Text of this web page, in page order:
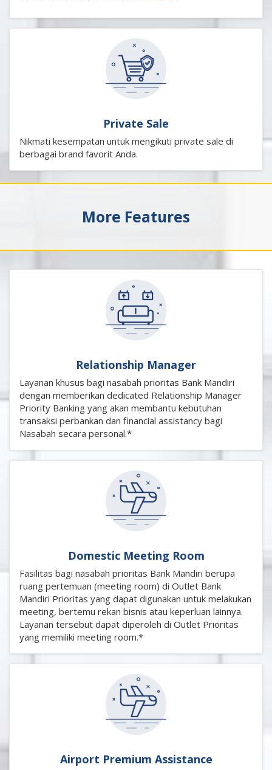
Private Sale
Nikmati kesempatan untuk mengikuti private sale di
berbagai brand favorit Anda.
More Features
Relationship Manager
Layanan khusus bagi nasabah prioritas Bank Mandiri
dengan memberikan dedicated Relationship Manager
Priority Banking yang akan membantu kebutuhan
transaksi perbankan dan financial assistancy bagi
Nasabah secara personal.*
Domestic Meeting Room
Fasilitas bagi nasabah prioritas Bank Mandiri berupa
ruang pertemuan (meeting room) di Outlet Bank
Mandiri Prioritas yang dapat digunakan untuk melakukan
meeting, bertemu rekan bisnis atau keperluan lainnya.
Layanan tersebut dapat diperoleh di Outlet Prioritas
yang memiliki meeting room.*
Airport Premium Assistance